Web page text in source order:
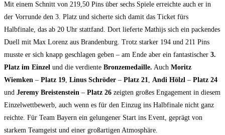
Mit einem Schnitt von 219,50 Pins über sechs Spiele erreichte auch er in
der Vorrunde den 3. Platz und sicherte sich damit das Ticket fürs
Halbfinale, das ab 20 Uhr stattfand. Dort lieferte Mathijs sich ein packendes
Duell mit Max Lorenz aus Brandenburg. Trotz starker 194 und 211 Pins
musste er sich knapp geschlagen geben – am Ende aber ein fantastischer 3.
Platz im Einzel und die verdiente Bronzemedaille. Auch Moritz
Wiemken – Platz 19, Linus Schröder – Platz 21, Andi Hölzl – Platz 24
und Jeremy Breistenstein – Platz 26 zeigten großes Engagement in diesem
Einzelwettbewerb, auch wenn es für den Einzug ins Halbfinale nicht ganz
reichte. Für Team Bayern ein gelungener Start ins Event, geprägt von
starkem Teamgeist und einer großartigen Atmosphäre.